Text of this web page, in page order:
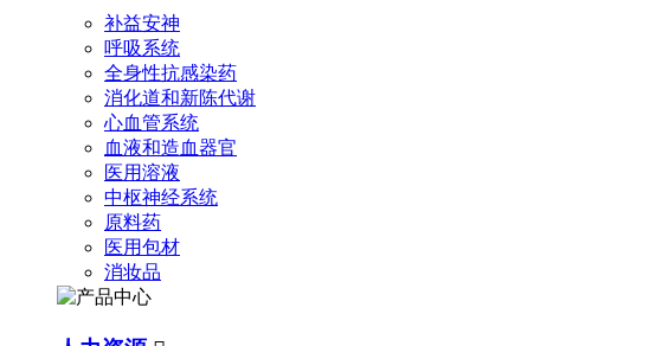
补益安神
呼吸系统
全身性抗感染药
消化道和新陈代谢
心血管系统
血液和造血器官
医用溶液
中枢神经系统
原料药
医用包材
消妆品